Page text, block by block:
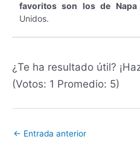
favoritos son los de Napa
Unidos.
¿Te ha resultado útil?
(Votos: 1 Promedio: 5)
← Entrada anterior